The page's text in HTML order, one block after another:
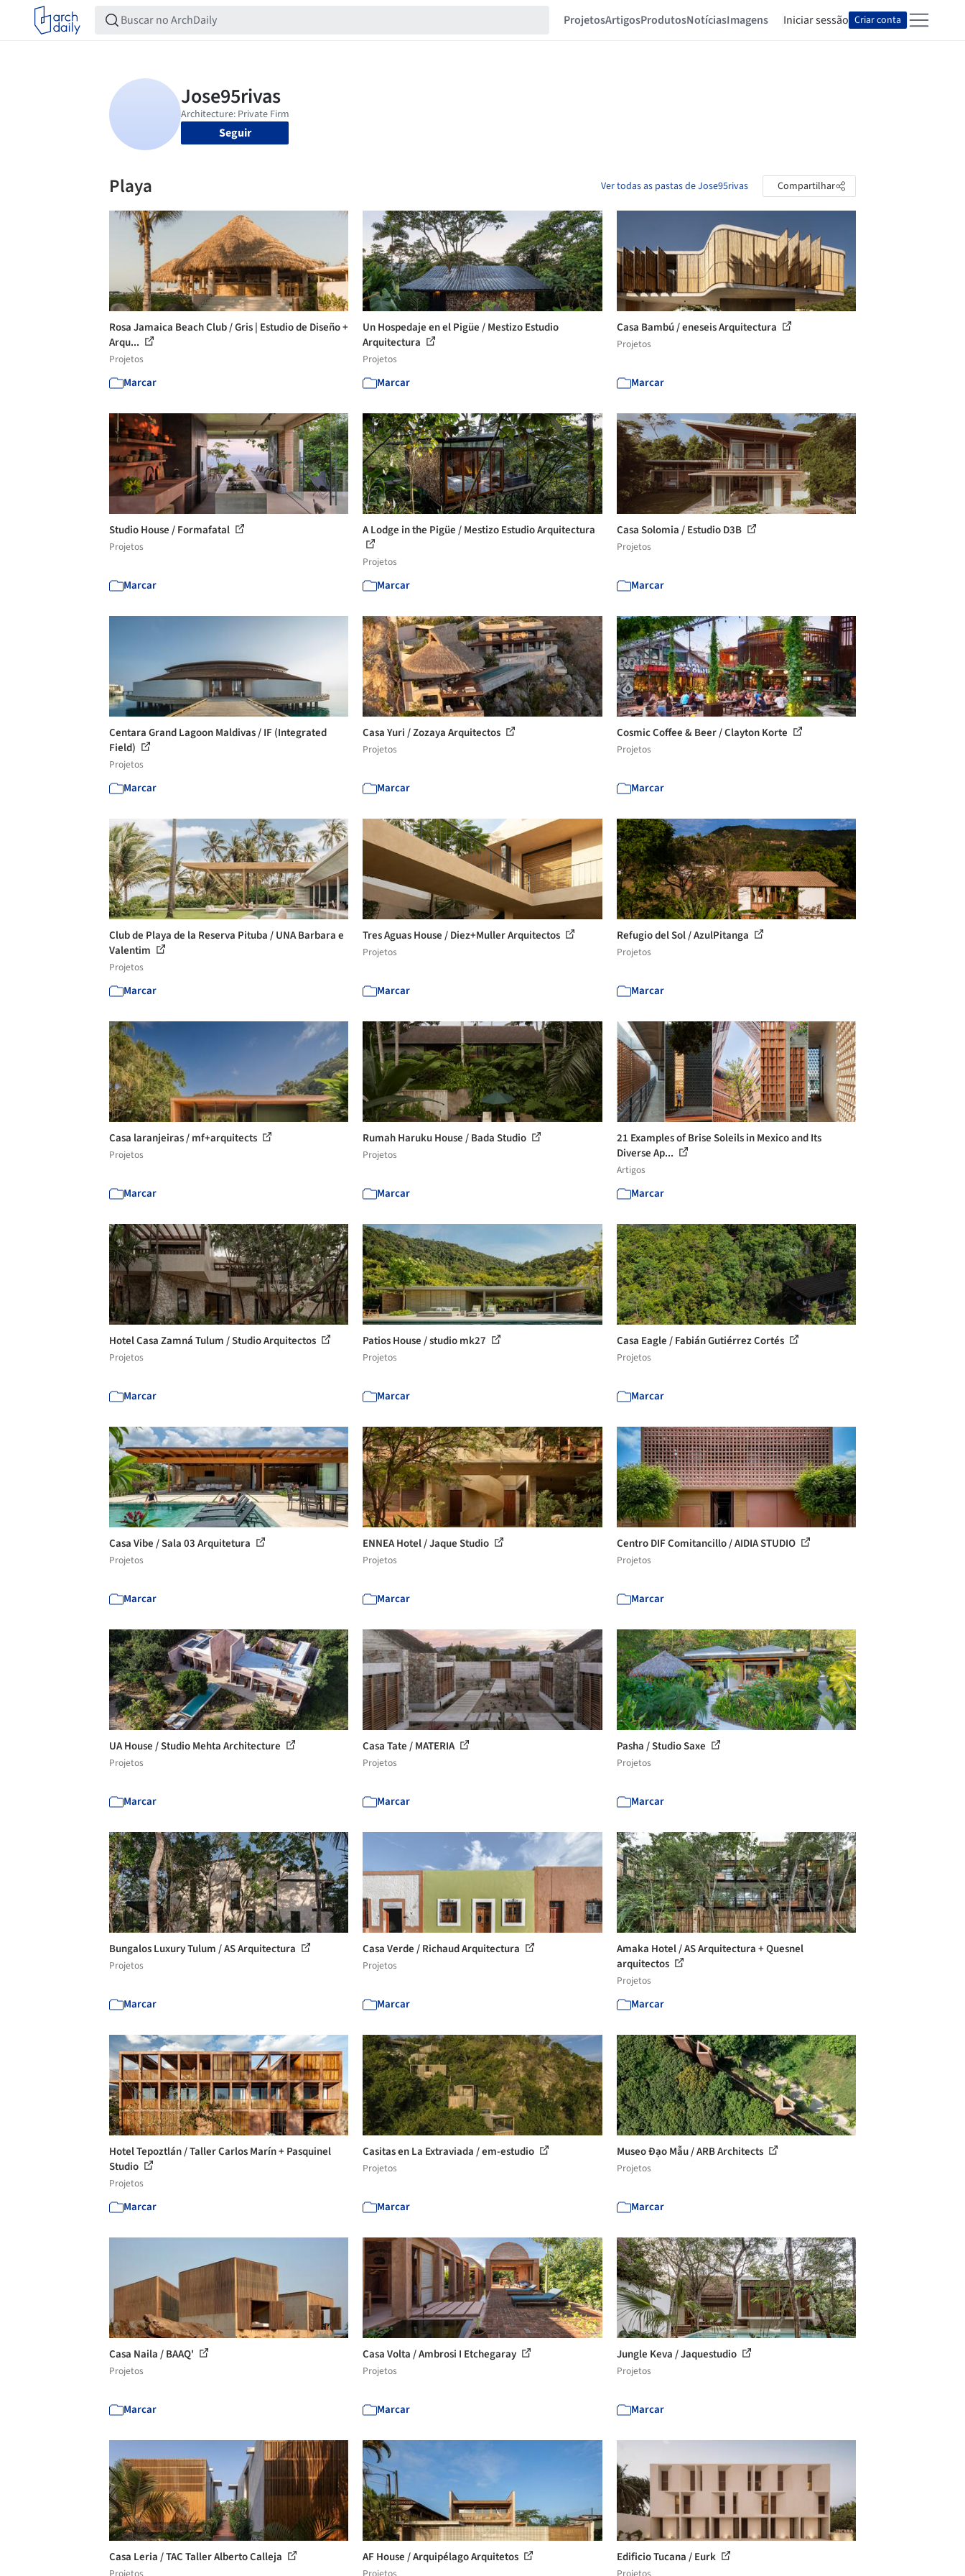
ProjetosArtigosProdutosNotíciasImagens Iniciar sessão Criar conta
Seguir
Playa Ver todas as pastas de Jose95rivas Compartilhar
Rosa Jamaica Beach Club / Gris | Estudio de Diseño +
Arqu...
Projetos
Marcar
Un Hospedaje en el Pigüe / Mestizo Estudio
Arquitectura
Projetos
Marcar
Casa Bambú / eneseis Arquitectura
Projetos
Marcar
Studio House / Formafatal
Projetos
Marcar
A Lodge in the Pigüe / Mestizo Estudio Arquitectura
Projetos
Marcar
Casa Solomia / Estudio D3B
Projetos
Marcar
Centara Grand Lagoon Maldivas / IF (Integrated
Field)
Projetos
Marcar
Casa Yuri / Zozaya Arquitectos
Projetos
Marcar
Cosmic Coffee & Beer / Clayton Korte
Projetos
Marcar
Club de Playa de la Reserva Pituba / UNA Barbara e
Valentim
Projetos
Marcar
Tres Aguas House / Diez+Muller Arquitectos
Projetos
Marcar
Refugio del Sol / AzulPitanga
Projetos
Marcar
Casa laranjeiras / mf+arquitects
Projetos
Marcar
Rumah Haruku House / Bada Studio
Projetos
Marcar
21 Examples of Brise Soleils in Mexico and Its
Diverse Ap...
Artigos
Marcar
Hotel Casa Zamná Tulum / Studio Arquitectos
Projetos
Marcar
Patios House / studio mk27
Projetos
Marcar
Casa Eagle / Fabián Gutiérrez Cortés
Projetos
Marcar
Casa Vibe / Sala 03 Arquitetura
Projetos
Marcar
ENNEA Hotel / Jaque Studio
Projetos
Marcar
Centro DIF Comitancillo / AIDIA STUDIO
Projetos
Marcar
UA House / Studio Mehta Architecture
Projetos
Marcar
Casa Tate / MATERIA
Projetos
Marcar
Pasha / Studio Saxe
Projetos
Marcar
Bungalos Luxury Tulum / AS Arquitectura
Projetos
Marcar
Casa Verde / Richaud Arquitectura
Projetos
Marcar
Amaka Hotel / AS Arquitectura + Quesnel
arquitectos
Projetos
Marcar
Hotel Tepoztlán / Taller Carlos Marín + Pasquinel
Studio
Projetos
Marcar
Casitas en La Extraviada / em-estudio
Projetos
Marcar
Museo Đạo Mẫu / ARB Architects
Projetos
Marcar
Casa Naila / BAAQ'
Projetos
Marcar
Casa Volta / Ambrosi I Etchegaray
Projetos
Marcar
Jungle Keva / Jaquestudio
Projetos
Marcar
Casa Leria / TAC Taller Alberto Calleja AF House / Arquipélago Arquitetos Edificio Tucana / Eurk